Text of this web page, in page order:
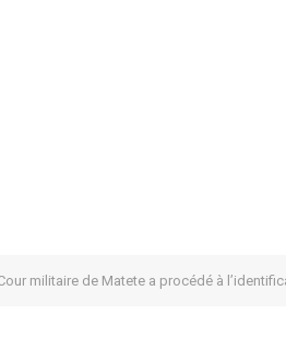
militaire de Matete a procédé à